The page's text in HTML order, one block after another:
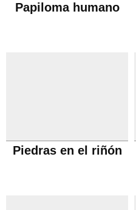
Papiloma humano
Piedras en el riñón